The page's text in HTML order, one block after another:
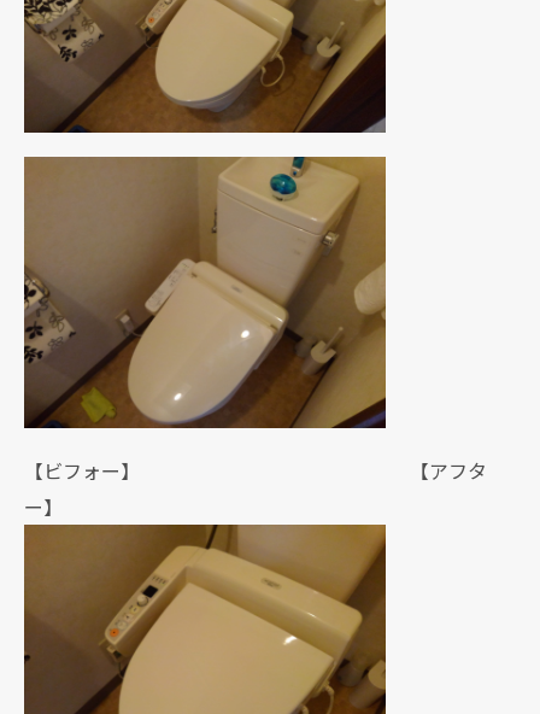
【ビフォー】 【アフタ
ー】